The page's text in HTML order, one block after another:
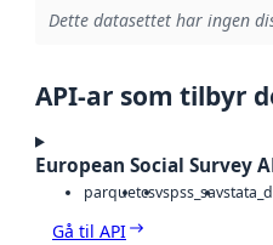
Dette datasettet har ingen
API-ar som tilbyr
European Social Survey
parquetcsvspss_sav
Gå til API